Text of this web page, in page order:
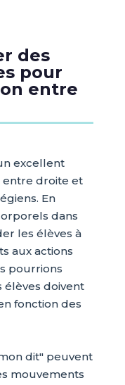
des
pour
entre
excellent
entre droite et
En
dans
les élèves à
aux actions
pourrions
élèves doivent
fonction des
dit" peuvent
mouvements